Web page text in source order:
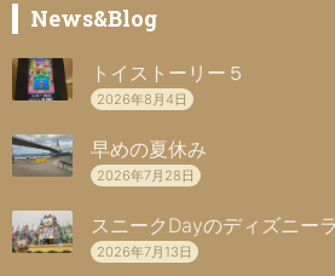
News&Blog
トイストーリー５
2026年8月4日
早めの夏休み
2026年7月28日
スニークDayのディズニー
2026年7月13日